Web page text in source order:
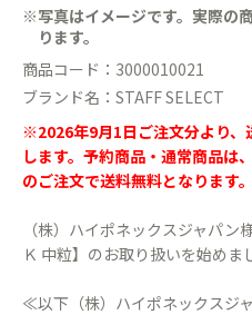
※写真はイメージです。実際の
ります。
商品コード：3000010021
ブランド名：STAFF SELECT
※2026年9月1日ご注文分より、
します。予約商品・通常商品は
のご注文で送料無料となります。
（株）ハイポネックスジャパ
Ｋ 中粒】のお取り扱いを始めま
≪以下（株）ハイポネックスジ